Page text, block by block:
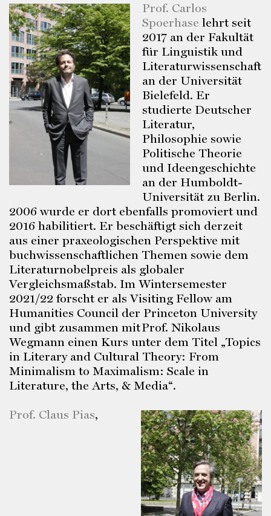
Prof. Carlos
Spoerhase lehrt seit
2017 an der Fakultät
für Linguistik und
Literaturwissenschaft
an der Universität
Bielefeld. Er
studierte Deutscher
Literatur,
Philosophie sowie
Politische Theorie
und Ideengeschichte
an der Humboldt-
Universität zu Berlin.
2006 wurde er dort ebenfalls promoviert und
2016 habilitiert. Er beschäftigt sich derzeit
aus einer praxeologischen Perspektive mit
buchwissenschaftlichen Themen sowie dem
Literaturnobelpreis als globaler
Vergleichsmaßstab. Im Wintersemester
2021/22 forscht er als Visiting Fellow am
Humanities Council der Princeton University
und gibt zusammen mit Prof. Nikolaus
Wegmann einen Kurs unter dem Titel „Topics
in Literary and Cultural Theory: From
Minimalism to Maximalism: Scale in
Literature, the Arts, &Media“.
Prof. Claus Pias,